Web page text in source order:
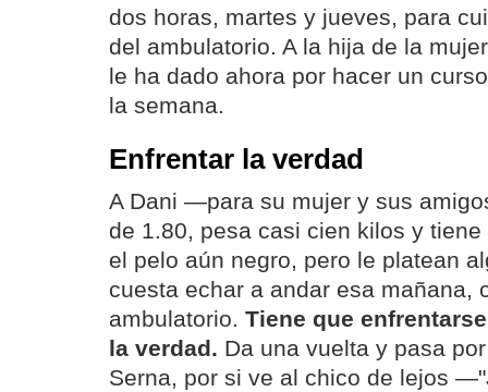
dos horas, martes y jueves, para
del ambulatorio. A la hija de la
le ha dado ahora por hacer un
la semana.
Enfrentar la verdad
A Dani —para su mujer y sus
de 1.80, pesa casi cien kilos y
el pelo aún negro, pero le platean
cuesta echar a andar esa mañana,
ambulatorio. Tiene que
la verdad. Da una vuelta y pasa
Serna, por si ve al chico de lejos